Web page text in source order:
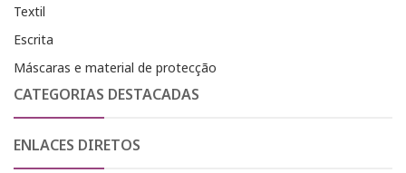
Textil
Escrita
Máscaras e material de protecção
CATEGORIAS DESTACADAS
ENLACES DIRETOS